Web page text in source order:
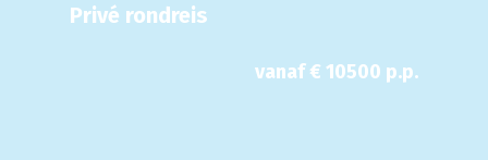
Privé rondreis
vanaf € 10500 p.p.